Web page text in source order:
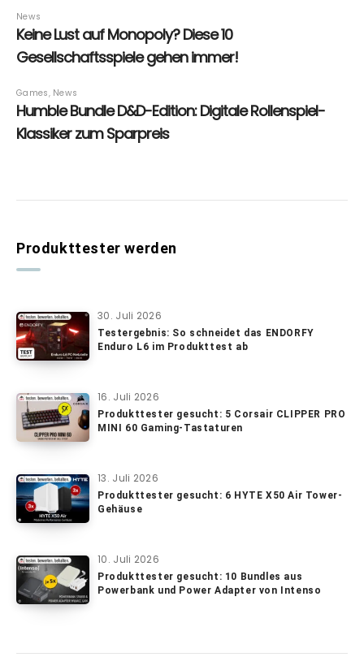
Produkttester werden
30. Juli 2026
Testergebnis: So schneidet das ENDORFY
Enduro L6 im Produkttest ab
16. Juli 2026
Produkttester gesucht: 5 Corsair CLIPPER PRO
MINI 60 Gaming-Tastaturen
13. Juli 2026
Produkttester gesucht: 6 HYTE X50 Air Tower-
Gehäuse
10. Juli 2026
Produkttester gesucht: 10 Bundles aus
Powerbank und Power Adapter von Intenso